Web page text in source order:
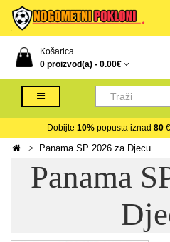
Košarica
0 proizvod(a) - 0.00€
Dobijte 10% popusta iznad 80
Panama SP 2026 za Djecu
Panama